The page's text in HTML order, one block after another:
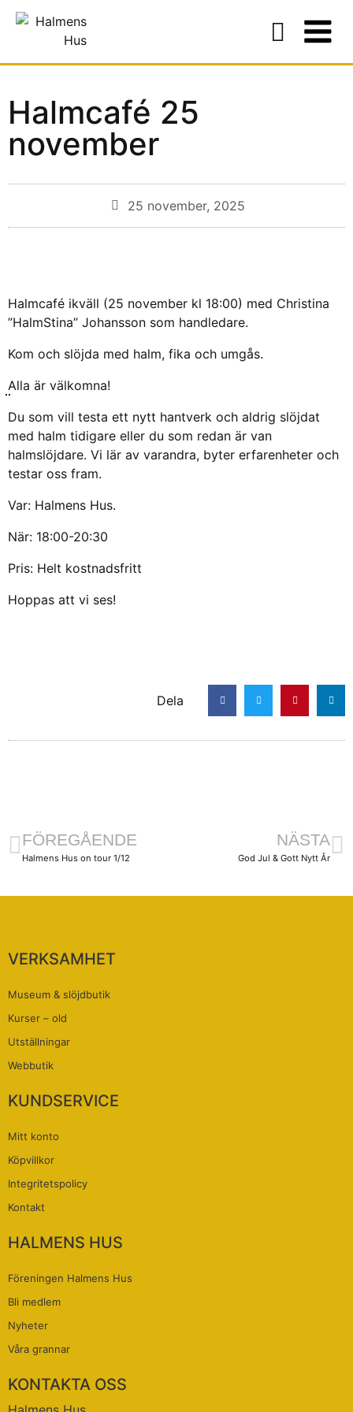
Halmcafé 25
november
25 november, 2025
Halmcafé ikväll (25 november kl 18:00) med Christina
”HalmStina” Johansson som handledare.
Kom och slöjda med halm, fika och umgås.
Alla är välkomna!
Du som vill testa ett nytt hantverk och aldrig slöjdat
med halm tidigare eller du som redan är van
halmslöjdare. Vi lär av varandra, byter erfarenheter och
testar oss fram.
Var: Halmens Hus.
När: 18:00-20:30
Pris: Helt kostnadsfritt
Hoppas att vi ses!
Dela
FÖREGÅENDE
Halmens Hus on tour 1/12
NÄSTA
God Jul & Gott Nytt År
KONTAKTA OSS
VERKSAMHET
Museum & slöjdbutik
Kurser – old
Utställningar
Webbutik
KUNDSERVICE
Mitt konto
Köpvillkor
Integritetspolicy
Kontakt
HALMENS HUS
Föreningen Halmens Hus
Bli medlem
Nyheter
Våra grannar